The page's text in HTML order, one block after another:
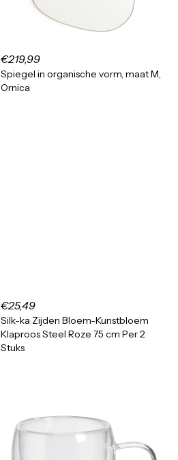
€219,99
Spiegel in organische vorm, maat M,
Ornica
€25,49
Silk-ka Zijden Bloem-Kunstbloem
Klaproos Steel Roze 75 cm Per 2
Stuks